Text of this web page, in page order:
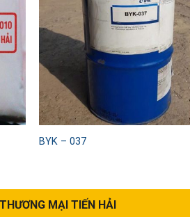
BYK – 037
MẠI TIẾN HẢI